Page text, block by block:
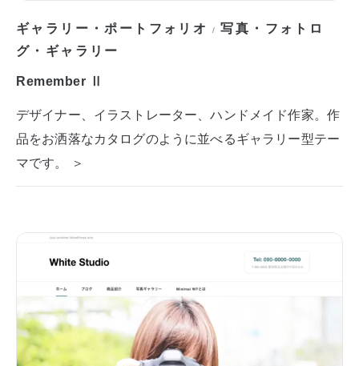
ギャラリー・ポートフォリオ /写真・フォトロ
グ・ギャラリー
Remember Ⅱ
デザイナー、イラストレーター、ハンドメイド作家。作
品をお洒落なカタログのように並べるギャラリー型テー
マです。 ＞